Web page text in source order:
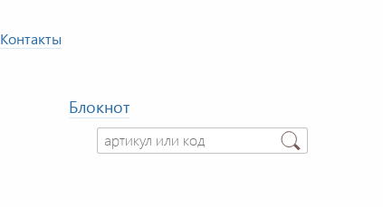
Контакты
Блокнот